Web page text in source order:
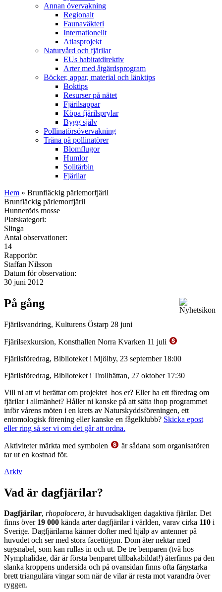
Annan övervakning
Regionalt
Faunaväkteri
Internationellt
Atlasprojekt
Naturvård och fjärilar
EUs habitatdirektiv
Arter med åtgärdsprogram
Böcker, appar, material och länktips
Boktips
Resurser på nätet
Fjärilsappar
Köpa fjärilsprylar
Bygg själv
Pollinatörsövervakning
Träna på pollinatörer
Blomflugor
Humlor
Solitärbin
Fjärilar
Hem » Brunfläckig pärlemorfjäril
Brunfläckig pärlemorfjäril
Hunneröds mosse
Platskategori:
Slinga
Antal observationer:
14
Rapportör:
Staffan Nilsson
Datum för observation:
30 juni 2012
På gång
Fjärilsvandring, Kulturens Östarp 28 juni
Fjärilsexkursion, Konsthallen Norra Kvarken 11 juli
Fjärilsföredrag, Biblioteket i Mjölby, 23 september 18:00
Fjärilsföredrag, Biblioteket i Trollhättan, 27 oktober 17:30
Vill ni att vi berättar om projektet hos er? Eller ha ett föredrag om
fjärilar i allmänhet? Håller ni kanske på att sätta ihop programmet
inför vårens möten i en krets av Naturskyddsföreningen, ett
entomologisk förening eller kanske en fågelklubb? Skicka epost
eller ring så ser vi om det går att ordna.
Aktiviteter märkta med symbolen
är sådana som organisatören
tar ut en kostnad för.
Arkiv
Vad är dagfjärilar?
Dagfjärilar, rhopalocera, är huvudsakligen dagaktiva fjärilar. Det
finns över 19 000 kända arter dagfjärilar i världen, varav cirka 110 i
Sverige. Dagfjärilarna känner dofter med hjälp av antenner på
huvudet och ser med stora facettögon. Dom äter nektar med
sugsnabel, som kan rullas in och ut. De tre benparen (två hos
Nymphalidae, där är första benparet tillbakabildat!) återfinns på den
slanka kroppens undersida och på ovansidan finns ofta färgstarka
brett triangulära vingar som när de vilar är resta mot varandra över
ryggen.